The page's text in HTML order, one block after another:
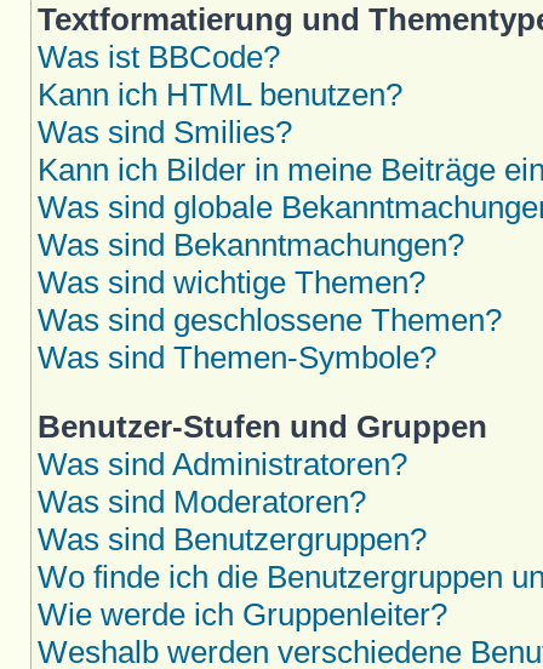
Textformatierung und
Was ist BBCode?
Kann ich HTML benutzen?
Was sind Smilies?
Kann ich Bilder in meine Beiträge
Was sind globale
Was sind Bekanntmachungen?
Was sind wichtige Themen?
Was sind geschlossene Themen?
Was sind Themen-Symbole?
Benutzer-Stufen und Gruppen
Was sind Administratoren?
Was sind Moderatoren?
Was sind Benutzergruppen?
Wo finde ich die Benutzergruppen
Wie werde ich Gruppenleiter?
Weshalb werden verschiedene